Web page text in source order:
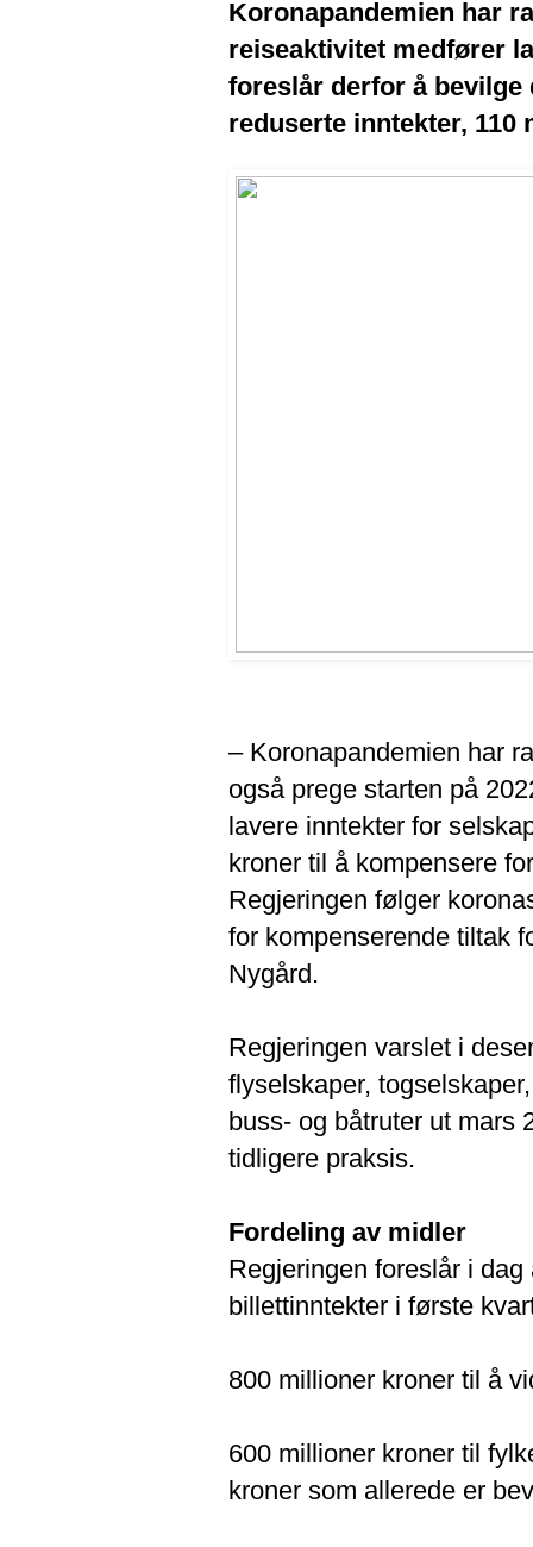
Koronapandemien har
reiseaktivitet medfører
foreslår derfor å
reduserte inntekter,
– Koronapandemien har
også prege starten på
lavere inntekter for
kroner til å kompensere
Regjeringen følger
for kompenserende tiltak
Nygård.
Regjeringen varslet i
flyselskaper,
buss- og båtruter ut mars
tidligere praksis.
Fordeling av midler
Regjeringen foreslår i
billettinntekter i første
800 millioner kroner til å
600 millioner kroner til
kroner som allerede er